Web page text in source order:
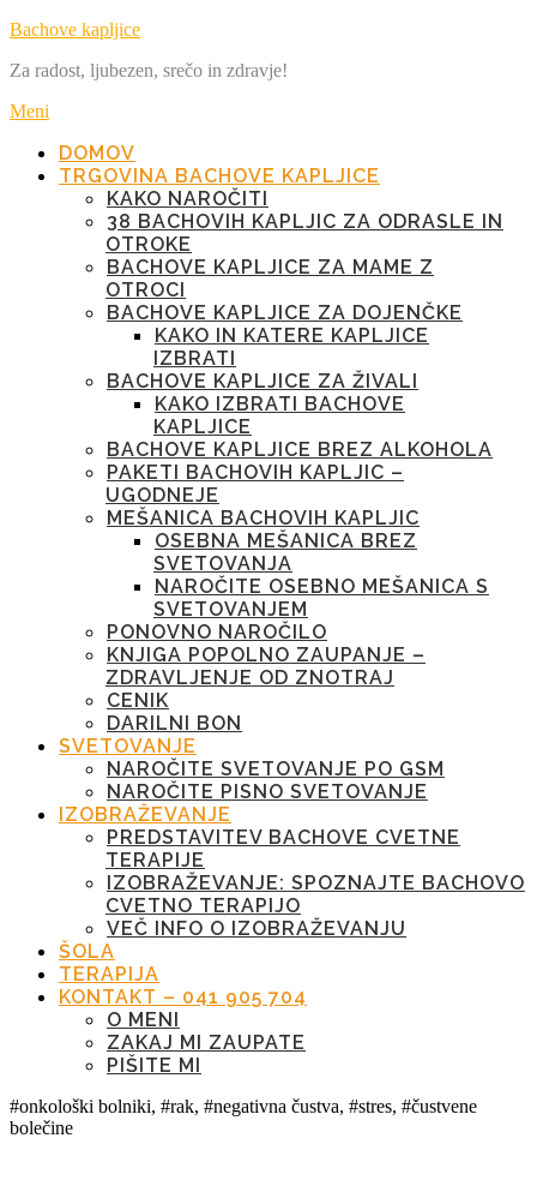
Preskoči
vsebino
Bachove kapljice
Za radost, ljubezen, srečo in zdravje!
Meni
DOMOV
TRGOVINA BACHOVE KAPLJICE
KAKO NAROČITI
38 BACHOVIH KAPLJIC ZA ODRASLE IN
OTROKE
BACHOVE KAPLJICE ZA MAME Z
OTROCI
BACHOVE KAPLJICE ZA DOJENČKE
KAKO IN KATERE KAPLJICE
IZBRATI
BACHOVE KAPLJICE ZA ŽIVALI
KAKO IZBRATI BACHOVE
KAPLJICE
BACHOVE KAPLJICE BREZ ALKOHOLA
PAKETI BACHOVIH KAPLJIC –
UGODNEJE
MEŠANICA BACHOVIH KAPLJIC
OSEBNA MEŠANICA BREZ
SVETOVANJA
NAROČITE OSEBNO MEŠANICA S
SVETOVANJEM
PONOVNO NAROČILO
KNJIGA POPOLNO ZAUPANJE –
ZDRAVLJENJE OD ZNOTRAJ
CENIK
DARILNI BON
SVETOVANJE
NAROČITE SVETOVANJE PO GSM
NAROČITE PISNO SVETOVANJE
IZOBRAŽEVANJE
PREDSTAVITEV BACHOVE CVETNE
TERAPIJE
IZOBRAŽEVANJE: SPOZNAJTE BACHOVO
CVETNO TERAPIJO
VEČ INFO O IZOBRAŽEVANJU
ŠOLA
TERAPIJA
KONTAKT – 041 905 704
O MENI
ZAKAJ MI ZAUPATE
PIŠITE MI
#onkološki bolniki, #rak, #negativna čustva, #stres, #čustvene
bolečine